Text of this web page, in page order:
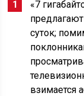
«7
суток;
взимается